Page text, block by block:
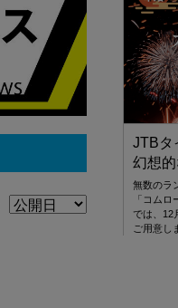
JTBタ
幻想
無数のラ
「コム
では、12
ご用意し